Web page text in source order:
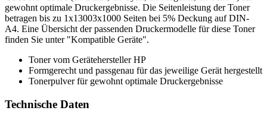
gewohnt optimale Druckergebnisse. Die Seitenleistung der Toner
betragen bis zu 1x13003x1000 Seiten bei 5% Deckung auf DIN-
A4. Eine Übersicht der passenden Druckermodelle für diese Toner
finden Sie unter "Kompatible Geräte".
Toner vom Gerätehersteller HP
Formgerecht und passgenau für das jeweilige Gerät hergestellt
Tonerpulver für gewohnt optimale Druckergebnisse
Technische Daten